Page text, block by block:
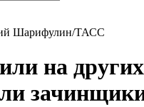
Шарифулин/ТАСС
на